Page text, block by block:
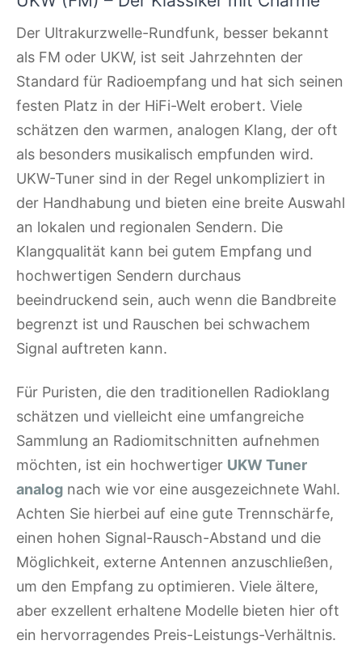
Der Ultrakurzwelle-Rundfunk, besser bekannt
als FM oder UKW, ist seit Jahrzehnten der
Standard für Radioempfang und hat sich seinen
festen Platz in der HiFi-Welt erobert. Viele
schätzen den warmen, analogen Klang, der oft
als besonders musikalisch empfunden wird.
UKW-Tuner sind in der Regel unkompliziert in
der Handhabung und bieten eine breite Auswahl
an lokalen und regionalen Sendern. Die
Klangqualität kann bei gutem Empfang und
hochwertigen Sendern durchaus
beeindruckend sein, auch wenn die Bandbreite
begrenzt ist und Rauschen bei schwachem
Signal auftreten kann.
Für Puristen, die den traditionellen Radioklang
schätzen und vielleicht eine umfangreiche
Sammlung an Radiomitschnitten aufnehmen
möchten, ist ein hochwertiger UKW Tuner
analog nach wie vor eine ausgezeichnete Wahl.
Achten Sie hierbei auf eine gute Trennschärfe,
einen hohen Signal-Rausch-Abstand und die
Möglichkeit, externe Antennen anzuschließen,
um den Empfang zu optimieren. Viele ältere,
aber exzellent erhaltene Modelle bieten hier oft
ein hervorragendes Preis-Leistungs-Verhältnis.